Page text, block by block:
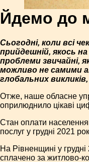
Йдемо до
Сьогодні, коли всі
прийдешній, якось
проблеми звичайні,
можливо не самими
глобальних
Отже, наше обласне
оприлюднило цікаві
Стан оплати
послуг у грудні 2021
На Рівненщині у
сплачено за житлово-